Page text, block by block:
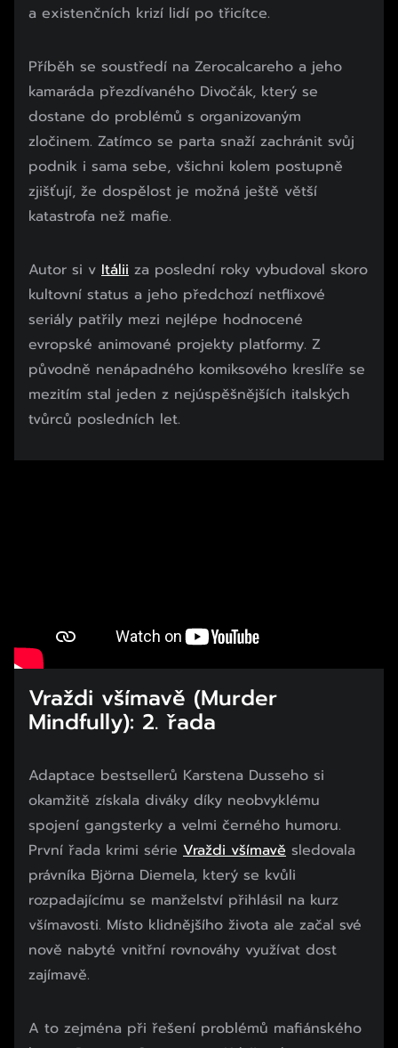
a existenčních krizí lidí po třicítce.
Příběh se soustředí na Zerocalcareho a jeho
kamaráda přezdívaného Divočák, který se
dostane do problémů s organizovaným
zločinem. Zatímco se parta snaží zachránit svůj
podnik i sama sebe, všichni kolem postupně
zjišťují, že dospělost je možná ještě větší
katastrofa než mafie.
Autor si v Itálii za poslední roky vybudoval skoro
kultovní status a jeho předchozí netflixové
seriály patřily mezi nejlépe hodnocené
evropské animované projekty platformy. Z
původně nenápadného komiksového kreslíře se
mezitím stal jeden z nejúspěšnějších italských
tvůrců posledních let.
Vraždi všímavě (Murder
Mindfully): 2. řada
Adaptace bestsellerů Karstena Dusseho si
okamžitě získala diváky díky neobvyklému
spojení gangsterky a velmi černého humoru.
První řada krimi série Vraždi všímavě sledovala
právníka Björna Diemela, který se kvůli
rozpadajícímu se manželství přihlásil na kurz
všímavosti. Místo klidnějšího života ale začal své
nově nabyté vnitřní rovnováhy využívat dost
zajímavě.
A to zejména při řešení problémů mafiánského